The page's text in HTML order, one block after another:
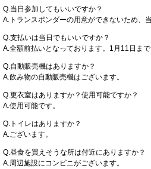
Q.当日参加してもいいですか？
A.トランスポンダーの用意ができないため、
Q.支払いは当日でもいいですか？
A.全額前払いとなっております。1月11日ま
Q.自動販売機はありますか？
A.飲み物の自動販売機はございます。
Q.更衣室はありますか？使用可能ですか？
A.使用可能です。
Q.トイレはありますか？
A.ございます。
Q.昼食を買えそうな所は付近にありますか？
A.周辺施設にコンビニがございます。